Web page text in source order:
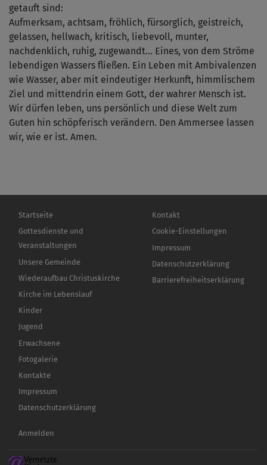
getauft sind:
Aufmerksam, achtsam, fröhlich, fürsorglich, geistreich,
gelassen, hellwach, kritisch, liebevoll, munter,
nachdenklich, ruhig, zugewandt... Eines, von dem Ströme
lebendigen Wassers fließen. Ein Leben mit Ambivalenzen
wie Wasser, aber mit eindeutiger Herkunft, himmlischem
Ziel und mittendrin einem Gott, der wahrer Mensch ist.
Wir dürfen leben, uns persönlich und diese Welt zum
Guten hin schöpferisch verändern. Den Ammersee lassen
wir, wie er ist. Amen.
Hauptnavigation
Startseite
Gottesdienste und
Veranstaltungen
Unsere Gemeinde
Wiederaufbau Christuskirche
Kirche im Lebenslauf
Kinder
Jugend
Erwachsene
Fotogalerie
Kontakte
Impressum
Datenschutzerklärung
Fußbereichsmenü
Kontakt
Cookie-Einstellungen
Impressum
Datenschutzerklärung
Barrierefreiheitserklärung
Benutzermenü
Anmelden